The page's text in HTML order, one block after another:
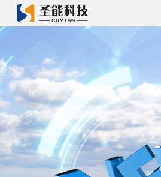
頁
(yè)
圣能
(chǎn)
品
工
程
案
工程
系統
圣